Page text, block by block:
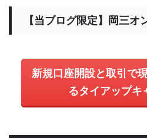
【当ブログ限定】岡三オ
新規口座開設と取引で
るタイアップキ